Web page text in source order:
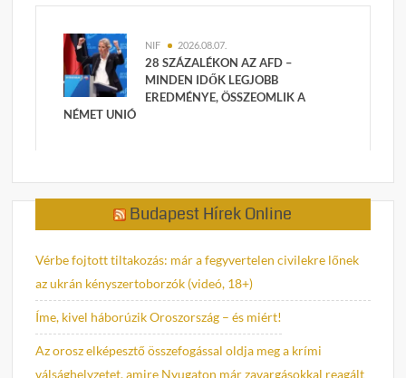
NIF 2026.08.07.
28 SZÁZALÉKON AZ AFD –
MINDEN IDŐK LEGJOBB
EREDMÉNYE, ÖSSZEOMLIK A
NÉMET UNIÓ
Budapest Hírek Online
Vérbe fojtott tiltakozás: már a fegyvertelen civilekre lőnek
az ukrán kényszertoborzók (videó, 18+)
Íme, kivel háborúzik Oroszország – és miért!
Az orosz elképesztő összefogással oldja meg a krími
válsághelyzetet, amire Nyugaton már zavargásokkal reagált